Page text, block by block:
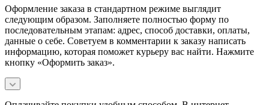
Оформление заказа в стандартном режиме выглядит
следующим образом. Заполняете полностью форму по
последовательным этапам: адрес, способ доставки, оплаты,
данные о себе. Советуем в комментарии к заказу написать
информацию, которая поможет курьеру вас найти. Нажмите
кнопку «Оформить заказ».